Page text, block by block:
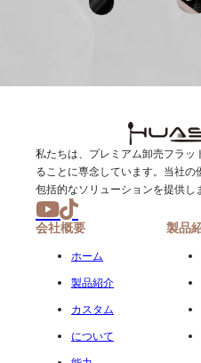
私たちは、プレミアム卸売フラ
ることに専念しています。当社の
包括的なソリューションを提供し
会社概要
ホーム
製品紹介
カスタム
について
製品